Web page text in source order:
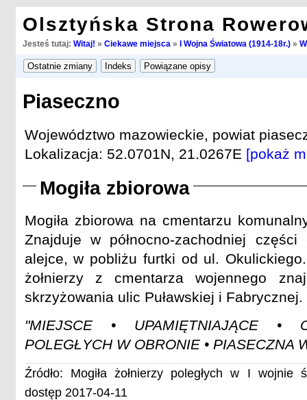
Olsztyńska Strona
Jesteś tutaj: Witaj! » Ciekawe miejsca » I Wojna Światowa (1914-18r.)»
Piaseczno
Województwo mazowieckie, powiat
Lokalizacja: 52.0701N, 21.0267E [pokaż
Mogiła zbiorowa
Mogiła zbiorowa na cmentarzu
Znajduje w północno-zachodniej części
alejce, w pobliżu furtki od ul.
żołnierzy z cmentarza wojennego
skrzyżowania ulic Puławskiej i Fabrycznej.
"MIEJSCE • UPAMIĘTNIAJĄCE •
POLEGŁYCH W OBRONIE • PIASECZNA
Źródło: Mogiła żołnierzy poległych w I
dostęp 2017-04-11